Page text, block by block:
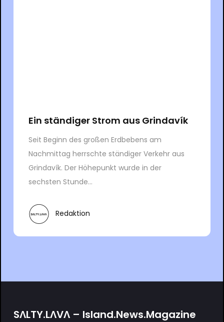
Ein ständiger Strom aus Grindavík
Seit Beginn des großen Erdbebens am
Nachmittag herrschte ständiger Verkehr aus
Grindavík. Der Höhepunkt wurde in der
sechsten Stunde...
Redaktion
SΛLTY.LΛVΛ – Island.News.Magazine